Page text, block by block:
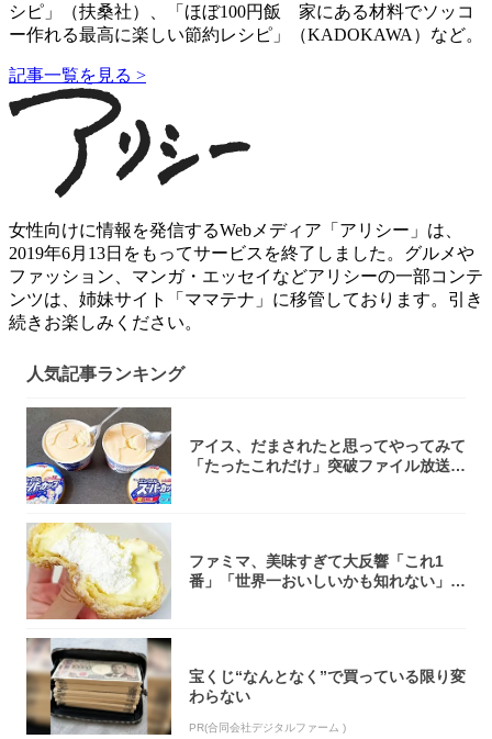
シピ」（扶桑社）、「ほぼ100円飯 家にある材料でソッコ
ー作れる最高に楽しい節約レシピ」（KADOKAWA）など。
記事一覧を見る >
女性向けに情報を発信するWebメディア「アリシー」は、
2019年6月13日をもってサービスを終了しました。グルメや
ファッション、マンガ・エッセイなどアリシーの一部コンテ
ンツは、姉妹サイト「ママテナ」に移管しております。引き
続きお楽しみください。
人気記事ランキング
アイス、だまされたと思ってやってみて
「たったこれだけ」突破ファイル放送で
ファミマ、美味すぎて大反響「これ1
番」「世界一おいしいかも知れない」
宝くじ“なんとなく”で買っている限り変
わらない
PR(合同会社デジタルファーム )